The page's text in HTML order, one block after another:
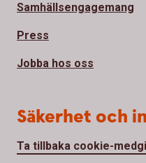
Samhällsengagemang
Press
Jobba hos oss
Säkerhet och
Ta tillbaka cookie-